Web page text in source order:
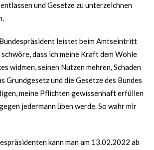
und Gesetze zu unterzeichnen
leistet beim Amtseintritt
dass ich meine Kraft dem Wohle
widmen, seinen Nutzen mehren, Schaden
Grundgesetz und die Gesetze des Bundes
meine Pflichten gewissenhaft erfüllen
jedermann üben werde. So wahr mir
kann man am 13.02.2022 ab